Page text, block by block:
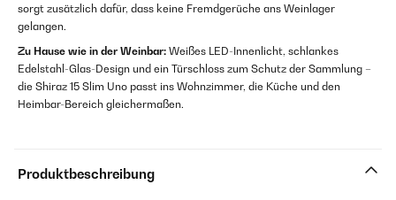
sorgt zusätzlich dafür, dass keine Fremdgerüche ans Weinlager
gelangen.
Zu Hause wie in der Weinbar: Weißes LED-Innenlicht, schlankes
Edelstahl-Glas-Design und ein Türschloss zum Schutz der Sammlung –
die Shiraz 15 Slim Uno passt ins Wohnzimmer, die Küche und den
Heimbar-Bereich gleichermaßen.
Produktbeschreibung